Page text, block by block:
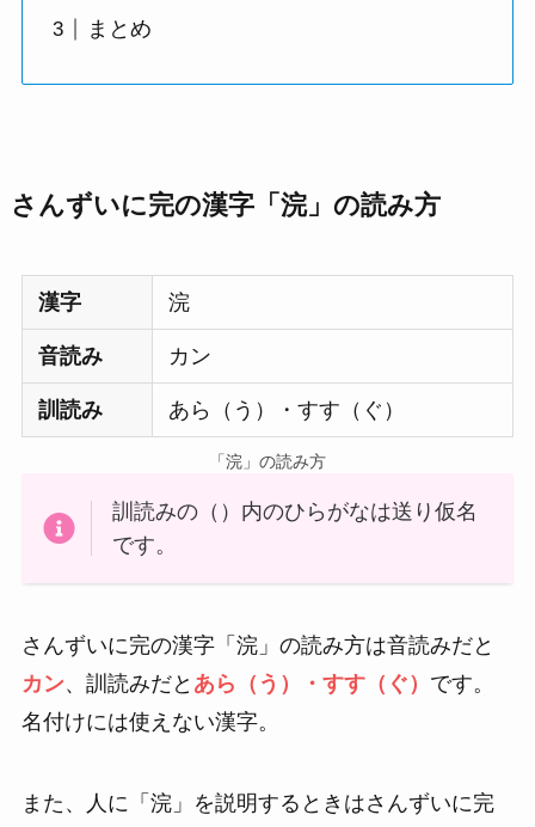
まとめ
さんずいに完の漢字「浣」の読み方
漢字 浣
音読み カン
訓読み あら（う）・すす（ぐ）
「浣」の読み方
訓読みの（）内のひらがなは送り仮名
です。
さんずいに完の漢字「浣」の読み方は音読みだと
カン、訓読みだと あら（う）・すす（ぐ） です。
名付けには使えない漢字。
また、人に「浣」を説明するときはさんずいに完